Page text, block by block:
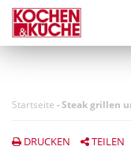
Direkt
zum
Inhalt
Startseite -Steak grillen
DRUCKEN TEILEN